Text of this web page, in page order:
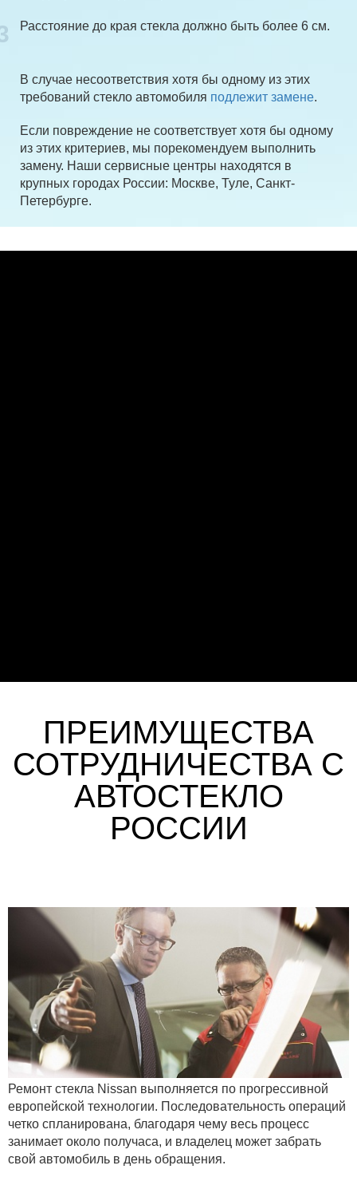
Расстояние до края стекла должно быть более 6 см.
В случае несоответствия хотя бы одному из этих
требований стекло автомобиля подлежит замене.
Если повреждение не соответствует хотя бы одному
из этих критериев, мы порекомендуем выполнить
замену. Наши сервисные центры находятся в
крупных городах России: Москве, Туле, Санкт-
Петербурге.
ПРЕИМУЩЕСТВА
СОТРУДНИЧЕСТВА С
АВТОСТЕКЛО
РОССИИ
Ремонт стекла Nissan выполняется по прогрессивной
европейской технологии. Последовательность операций
четко спланирована, благодаря чему весь процесс
занимает около получаса, и владелец может забрать
свой автомобиль в день обращения.